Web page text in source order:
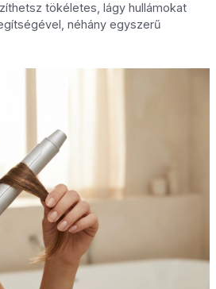
tökéletes, lágy hullámokat
néhány egyszerű